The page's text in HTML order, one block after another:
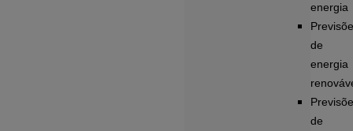
energia
de
energia
de